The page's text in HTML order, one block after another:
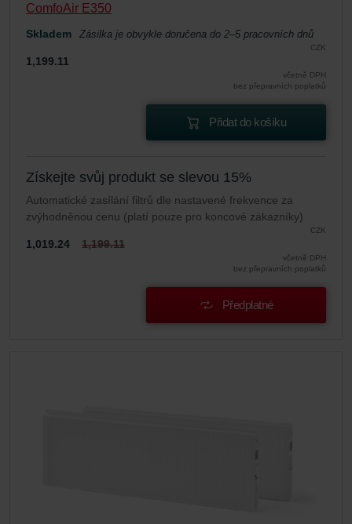
ComfoAir E350
Skladem Zásilka je obvykle doručena do 2–5 pracovních dnů
CZK
1,199.11
včetně DPH
bez přepravních poplatků
Přidat do košíku
Získejte svůj produkt se slevou 15%
Automatické zasílání filtrů dle nastavené frekvence za
zvýhodněnou cenu (platí pouze pro koncové zákazníky)
CZK
1,019.24 1,199.11
včetně DPH
bez přepravních poplatků
Předplatné